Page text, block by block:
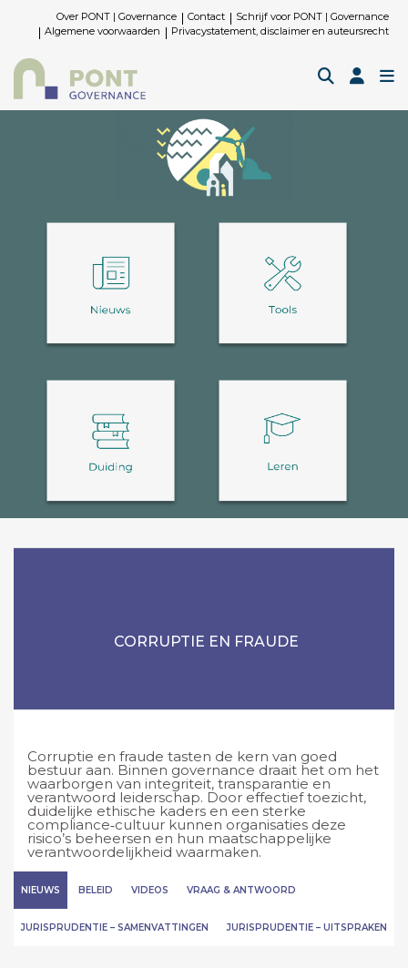
Over PONT | Governance Contact
Schrijf voor PONT | Governance
Algemene voorwaarden
Privacystatement, disclaimer en auteursrecht
CORRUPTIE EN FRAUDE
Corruptie en fraude tasten de kern van goed
bestuur aan. Binnen governance draait het om het
waarborgen van integriteit, transparantie en
verantwoord leiderschap. Door effectief toezicht,
duidelijke ethische kaders en een sterke
compliance‑cultuur kunnen organisaties deze
risico’s beheersen en hun maatschappelijke
verantwoordelijkheid waarmaken.
NIEUWS BELEID VIDEOS VRAAG & ANTWOORD
JURISPRUDENTIE – SAMENVATTINGEN JURISPRUDENTIE – UITSPRAKEN